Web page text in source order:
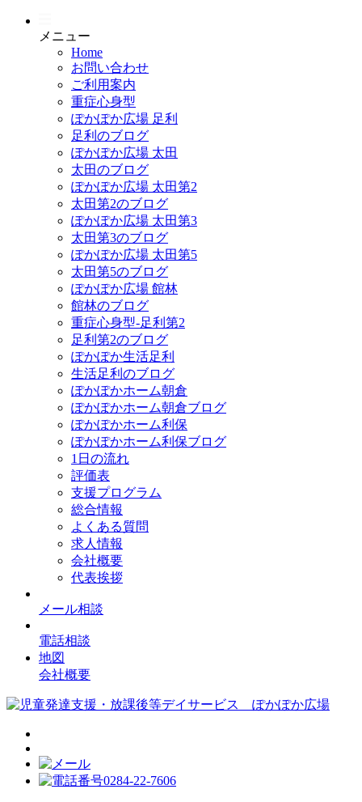
メニュー
Home
お問い合わせ
ご利用案内
重症心身型
ぽかぽか広場 足利
足利のブログ
ぽかぽか広場 太田
太田のブログ
ぽかぽか広場 太田第2
太田第2のブログ
ぽかぽか広場 太田第3
太田第3のブログ
ぽかぽか広場 太田第5
太田第5のブログ
ぽかぽか広場 館林
館林のブログ
重症心身型-足利第2
足利第2のブログ
ぽかぽか生活足利
生活足利のブログ
ぽかぽかホーム朝倉
ぽかぽかホーム朝倉ブログ
ぽかぽかホーム利保
ぽかぽかホーム利保ブログ
1日の流れ
評価表
支援プログラム
総合情報
よくある質問
求人情報
会社概要
代表挨拶
メール相談
電話相談
地図
会社概要